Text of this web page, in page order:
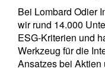
Bei Lombard Odier
wir rund 14.000
ESG-Kriterien und
Werkzeug für die
Ansatzes bei Aktien